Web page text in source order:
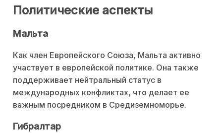
Политические аспекты
Мальта
Как член Европейского Союза, Мальта активно
участвует в европейской политике. Она также
поддерживает нейтральный статус в
международных конфликтах, что делает ее
важным посредником в Средиземноморье.
Гибралтар